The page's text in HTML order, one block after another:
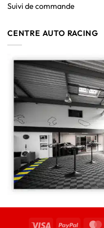
Suivi de commande
CENTRE AUTO RACING